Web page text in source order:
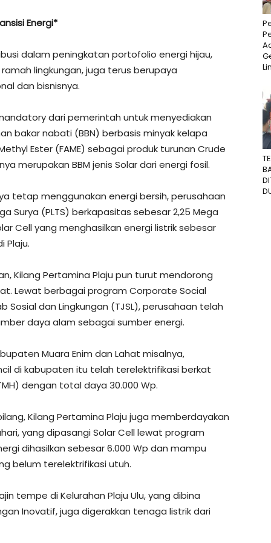
Energi*
dalam peningkatan portofolio energi hijau,
lingkungan, juga terus berupaya
dan bisnisnya.
dari pemerintah untuk menyediakan
bakar nabati (BBN) berbasis minyak kelapa
Ester (FAME) sebagai produk turunan Crude
merupakan BBM jenis Solar dari energi fosil.
tetap menggunakan energi bersih, perusahaan
Surya (PLTS) berkapasitas sebesar 2,25 Mega
Cell yang menghasilkan energi listrik sebesar
Plaju.
Kilang Pertamina Plaju pun turut mendorong
Lewat berbagai program Corporate Social
Sosial dan Lingkungan (TJSL), perusahaan telah
daya alam sebagai sumber energi.
Muara Enim dan Lahat misalnya,
di kabupaten itu telah terelektrifikasi berkat
dengan total daya 30.000 Wp.
Kilang Pertamina Plaju juga memberdayakan
yang dipasangi Solar Cell lewat program
dihasilkan sebesar 6.000 Wp dan mampu
belum terelektrifikasi utuh.
tempe di Kelurahan Plaju Ulu, yang dibina
Inovatif, juga digerakkan tenaga listrik dari